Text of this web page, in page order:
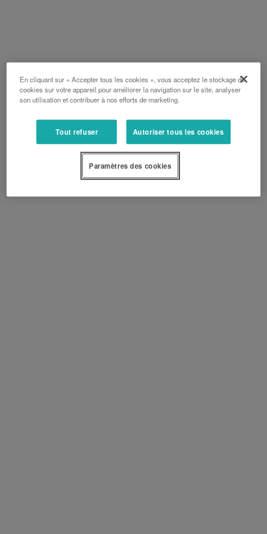
En cliquant sur « Accepter tous les cookies », vous acceptez le stockage de
cookies sur votre appareil pour améliorer la navigation sur le site, analyser
son utilisation et contribuer à nos efforts de marketing.
Tout refuser Autoriser tous les cookies
Paramètres des cookies